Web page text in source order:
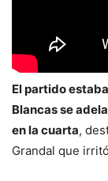
El partido
Blancas se
en la cuarta,
Grandal que